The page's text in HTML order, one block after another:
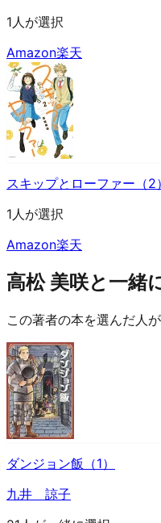
1人が選択
Amazon楽天
スキップとローファー（2）
1人が選択
Amazon楽天
高松 美咲と一緒
この著者の本を選んだ人
ダンジョン飯（1）
九井 諒子